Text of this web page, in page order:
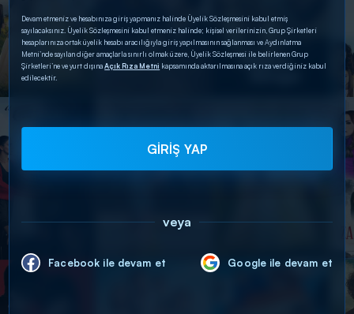
Devam etmeniz ve hesabınıza giriş yapmanız halinde Üyelik Sözleşmesini kabul etmiş
sayılacaksınız. Üyelik Sözleşmesini kabul etmeniz halinde; kişisel verilerinizin, Grup Şirketleri
hesaplarınıza ortak üyelik hesabı aracılığıyla giriş yapılmasının sağlanması ve Aydınlatma
Metni’nde sayılan diğer amaçlarla sınırlı olmak üzere, Üyelik Sözleşmesi ile belirlenen Grup
Şirketleri’ne ve yurt dışınaAçık Rıza Metni kapsamında aktarılmasına açık rıza verdiğiniz kabul
edilecektir.
GİRİŞ YAP
veya
Facebook ile devam et Google ile devam et